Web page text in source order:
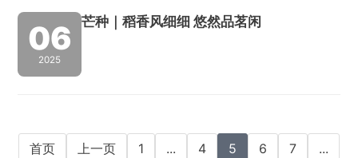
06
2025
芒种｜稻香风细细 悠然品茗闲
首页 上一页 1 ... 4 5 6 7
...